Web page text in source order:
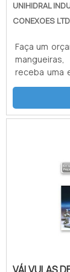
UNIHIDRAL
CONEXOES
Faça um
receba uma
50